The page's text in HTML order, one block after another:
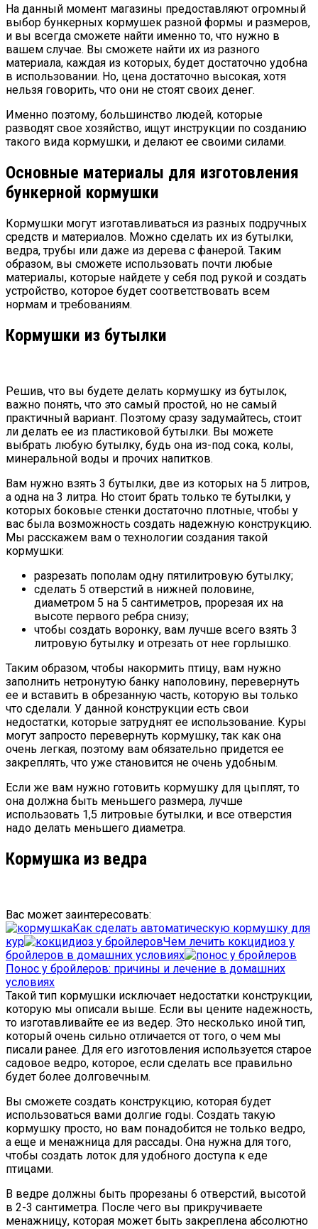
На данный момент магазины предоставляют огромный
выбор бункерных кормушек разной формы и размеров,
и вы всегда сможете найти именно то, что нужно в
вашем случае. Вы сможете найти их из разного
материала, каждая из которых, будет достаточно удобна
в использовании. Но, цена достаточно высокая, хотя
нельзя говорить, что они не стоят своих денег.
Именно поэтому, большинство людей, которые
разводят свое хозяйство, ищут инструкции по созданию
такого вида кормушки, и делают ее своими силами.
Основные материалы для изготовления
бункерной кормушки
Кормушки могут изготавливаться из разных подручных
средств и материалов. Можно сделать их из бутылки,
ведра, трубы или даже из дерева с фанерой. Таким
образом, вы сможете использовать почти любые
материалы, которые найдете у себя под рукой и создать
устройство, которое будет соответствовать всем
нормам и требованиям.
Кормушки из бутылки
Решив, что вы будете делать кормушку из бутылок,
важно понять, что это самый простой, но не самый
практичный вариант. Поэтому сразу задумайтесь, стоит
ли делать ее из пластиковой бутылки. Вы можете
выбрать любую бутылку, будь она из-под сока, колы,
минеральной воды и прочих напитков.
Вам нужно взять 3 бутылки, две из которых на 5 литров,
а одна на 3 литра. Но стоит брать только те бутылки, у
которых боковые стенки достаточно плотные, чтобы у
вас была возможность создать надежную конструкцию.
Мы расскажем вам о технологии создания такой
кормушки:
разрезать пополам одну пятилитровую бутылку;
сделать 5 отверстий в нижней половине,
диаметром 5 на 5 сантиметров, прорезая их на
высоте первого ребра снизу;
чтобы создать воронку, вам лучше всего взять 3
литровую бутылку и отрезать от нее горлышко.
Таким образом, чтобы накормить птицу, вам нужно
заполнить нетронутую банку наполовину, перевернуть
ее и вставить в обрезанную часть, которую вы только
что сделали. У данной конструкции есть свои
недостатки, которые затруднят ее использование. Куры
могут запросто перевернуть кормушку, так как она
очень легкая, поэтому вам обязательно придется ее
закреплять, что уже становится не очень удобным.
Если же вам нужно готовить кормушку для цыплят, то
она должна быть меньшего размера, лучше
использовать 1,5 литровые бутылки, и все отверстия
надо делать меньшего диаметра.
Кормушка из ведра
Вас может заинтересовать:
Как сделать автоматическую кормушку для
кур
Чем лечить кокцидиоз у
бройлеров в домашних условиях
Понос у бройлеров: причины и лечение в домашних
условиях
Такой тип кормушки исключает недостатки конструкции,
которую мы описали выше. Если вы цените надежность,
то изготавливайте ее из ведер. Это несколько иной тип,
который очень сильно отличается от того, о чем мы
писали ранее. Для его изготовления используется старое
садовое ведро, которое, если сделать все правильно
будет более долговечным.
Вы сможете создать конструкцию, которая будет
использоваться вами долгие годы. Создать такую
кормушку просто, но вам понадобится не только ведро,
а еще и менажница для рассады. Она нужна для того,
чтобы создать лоток для удобного доступа к еде
птицами.
В ведре должны быть прорезаны 6 отверстий, высотой
в 2-3 сантиметра. После чего вы прикручиваете
менажницу, которая может быть закреплена абсолютно